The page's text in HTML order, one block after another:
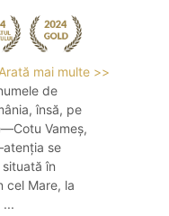
Arată mai multe >>
de
însă, pe
Vameș,
se
în
cel Mare, la
...